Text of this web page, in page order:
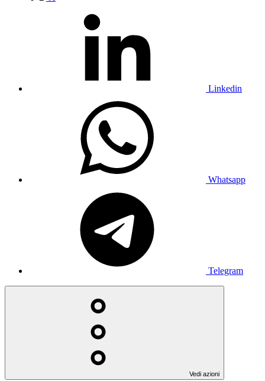
Linkedin
Whatsapp
Telegram
Vedi azioni